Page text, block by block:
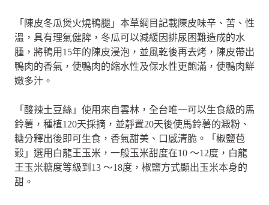
「陳皮冬瓜煲火燒鴨腿」本草綱目記載陳皮味辛、苦、性
溫，具有理氣健脾，冬瓜可以減緩因排尿困難造成的水
腫，將鴨用15年的陳皮浸泡，並風乾後再去烤，陳皮帶出
鴨肉的香氣，使鴨肉的縮水性及保水性更飽滿，使鴨肉鮮
嫩多汁。
「酸辣土豆絲」使用來自雲林，全台唯一可以生食級的馬
鈴薯，種植120天採摘，並靜置20天後使馬鈴薯的澱粉、
糖分釋出後即可生食，香氣甜美、口感清脆。「椒鹽苞
穀」選用白龍王玉米，一般玉米甜度在10 ～12度，白龍
王玉米糖度等級到13 ～18度，椒鹽方式顯出玉米本身的
甜。